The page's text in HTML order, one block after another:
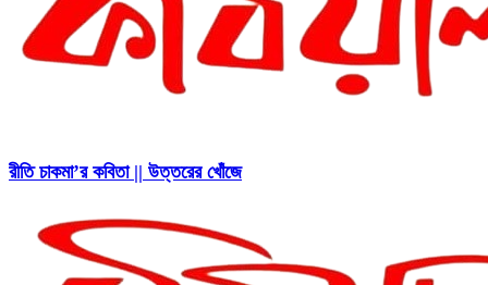
রীতি চাকমা’র কবিতা || উত্তরের খোঁজে